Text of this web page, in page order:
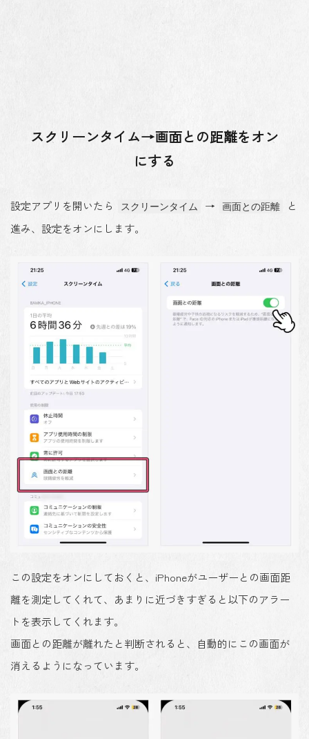
スクリーンタイム→画面との距離をオン
にする
設定アプリを開いたら スクリーンタイム → 画面との距離
と
進み、設定をオンにします。
この設定をオンにしておくと、iPhoneがユーザーとの画面距
離を測定してくれて、あまりに近づきすぎると以下のアラー
トを表示してくれます。
画面との距離が離れたと判断されると、自動的にこの画面が
消えるようになっています。